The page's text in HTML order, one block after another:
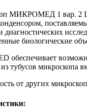
МИКРОМЕД 1 вар. 2
диагностических
биологические
тубусов микроскопа
от других